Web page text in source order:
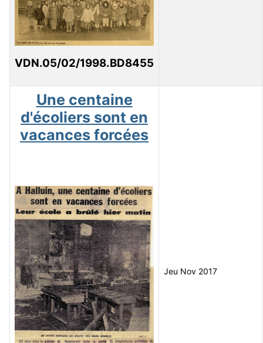
VDN.05/02/1998.BD8455
Une centaine
d'écoliers sont en
vacances forcées
Jeu Nov 2017